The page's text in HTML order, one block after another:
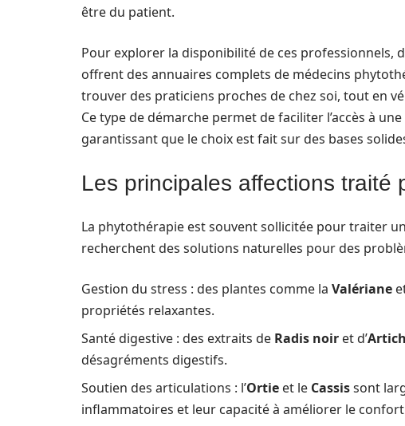
être du patient.
Pour explorer la disponibilité de ces professionnels,
offrent des annuaires complets de médecins
trouver des praticiens proches de chez soi, tout en
Ce type de démarche permet de faciliter l’accès à une
garantissant que le choix est fait sur des bases
Les principales affections traité
La phytothérapie est souvent sollicitée pour traiter
recherchent des solutions naturelles pour des
Gestion du stress : des plantes comme la Valériane
propriétés relaxantes.
Santé digestive : des extraits de Radis noir et d’
désagréments digestifs.
Soutien des articulations : l’Ortie et le Cassissont
inflammatoires et leur capacité à améliorer le